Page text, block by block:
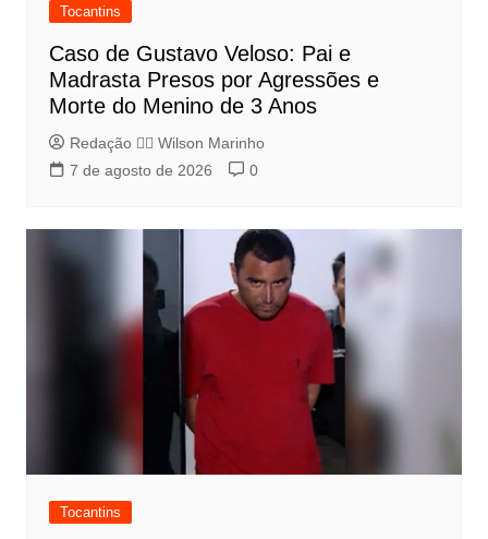
Tocantins
Caso de Gustavo Veloso: Pai e
Madrasta Presos por Agressões e
Morte do Menino de 3 Anos
Redação 👨‍⚖️​ Wilson Marinho
7 de agosto de 2026
0
Tocantins